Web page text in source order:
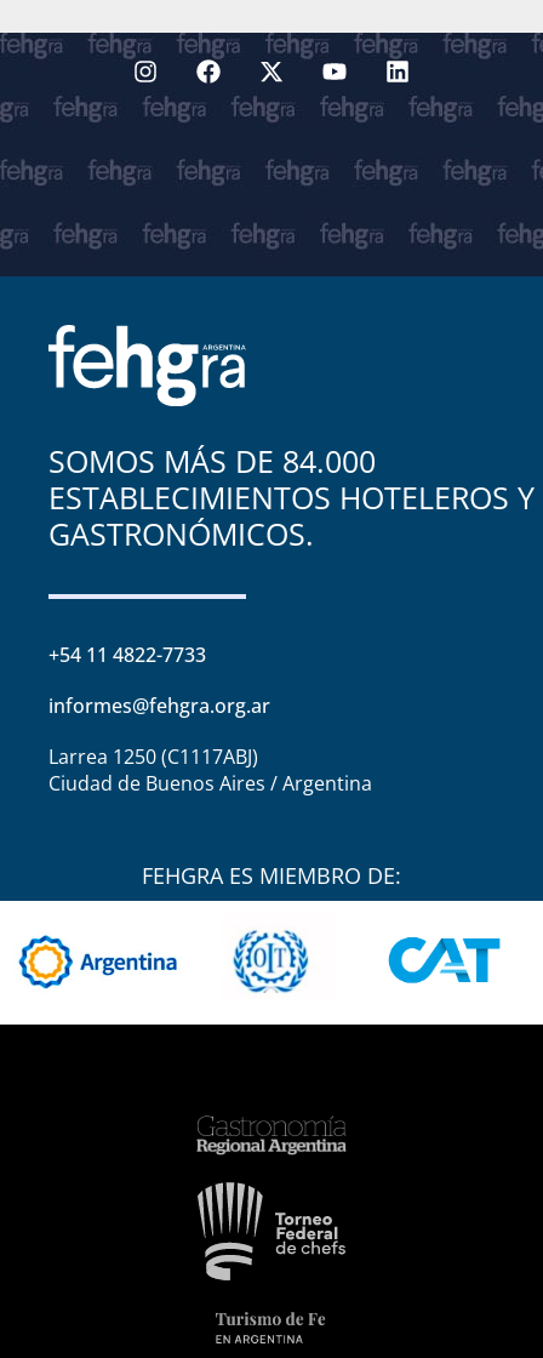
SOMOS MÁS DE 84.000
ESTABLECIMIENTOS HOTELEROS Y
GASTRONÓMICOS.
+54 11 4822-7733
informes@fehgra.org.ar
Larrea 1250 (C1117ABJ)
Ciudad de Buenos Aires / Argentina
FEHGRA ES MIEMBRO DE: